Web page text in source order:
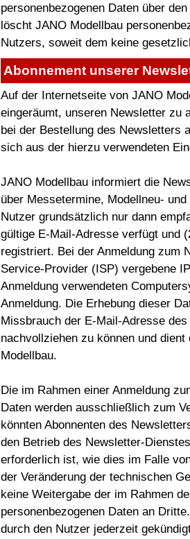
personenbezogenen Daten über
löscht JANO Modellbau
Nutzers, soweit dem keine
Abonnement unserer
Auf der Internetseite von JANO
eingeräumt, unseren Newsletter zu
bei der Bestellung des Newsletters
sich aus der hierzu verwendeten
JANO Modellbau informiert die
über Messetermine, Modellneu-
Nutzer grundsätzlich nur dann
gültige E-Mail-Adresse verfügt und
registriert. Bei der Anmeldung zum
Service-Provider (ISP) vergebene
Anmeldung verwendeten
Anmeldung. Die Erhebung dieser
Missbrauch der E-Mail-Adresse
nachvollziehen zu können und
Modellbau.
Die im Rahmen einer Anmeldung
Daten werden ausschließlich zum
könnten Abonnenten des
den Betrieb des Newsletter-
erforderlich ist, wie dies im Falle
der Veränderung der technischen
keine Weitergabe der im Rahmen
personenbezogenen Daten an
durch den Nutzer jederzeit